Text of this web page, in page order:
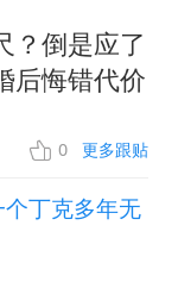
？倒是应了
后悔错代价
0 更多跟贴
丁克多年无